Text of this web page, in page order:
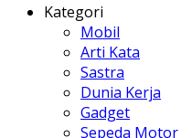
Kategori
Mobil
Arti Kata
Sastra
Dunia Kerja
Gadget
Sepeda Motor